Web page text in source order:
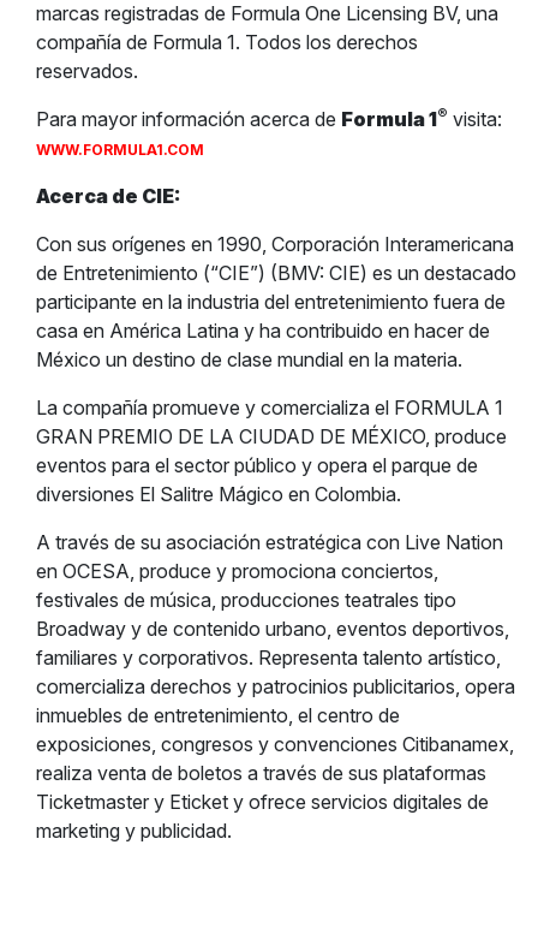
marcas registradas de Formula One Licensing BV, una
compañía de Formula 1. Todos los derechos
reservados.
Para mayor información acerca de Formula 1® visita:
WWW.FORMULA1.COM
Acerca de CIE:
Con sus orígenes en 1990, Corporación Interamericana
de Entretenimiento (“CIE”) (BMV: CIE) es un destacado
participante en la industria del entretenimiento fuera de
casa en América Latina y ha contribuido en hacer de
México un destino de clase mundial en la materia.
La compañía promueve y comercializa el FORMULA 1
GRAN PREMIO DE LA CIUDAD DE MÉXICO, produce
eventos para el sector público y opera el parque de
diversiones El Salitre Mágico en Colombia.
A través de su asociación estratégica con Live Nation
en OCESA, produce y promociona conciertos,
festivales de música, producciones teatrales tipo
Broadway y de contenido urbano, eventos deportivos,
familiares y corporativos. Representa talento artístico,
comercializa derechos y patrocinios publicitarios, opera
inmuebles de entretenimiento, el centro de
exposiciones, congresos y convenciones Citibanamex,
realiza venta de boletos a través de sus plataformas
Ticketmaster y Eticket y ofrece servicios digitales de
marketing y publicidad.